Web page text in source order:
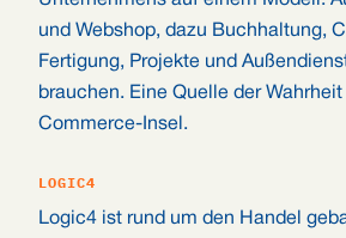
und Webshop, dazu Buchhaltung,
Fertigung, Projekte und
brauchen. Eine Quelle der
Commerce-Insel.
LOGIC4
Logic4 ist rund um den Handel